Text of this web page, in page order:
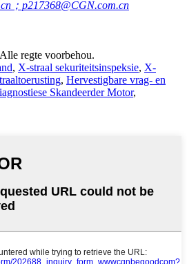
；p217368@CGN.com.cn
regte voorbehou.
, X-straal sekuriteitsinspeksie, X-
, Hervestigbare vrag- en
Skandeerder Motor,